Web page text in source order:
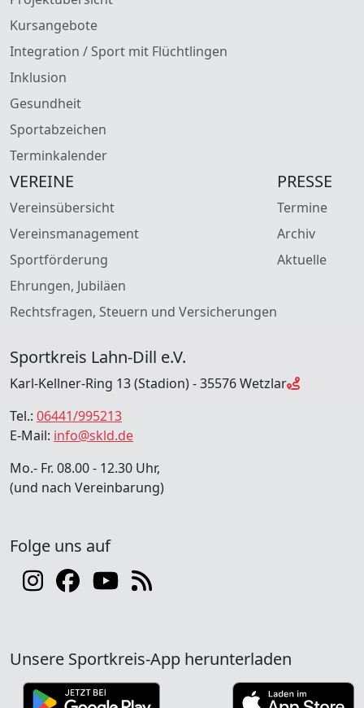
Kursangebote
Integration / Sport mit Flüchtlingen
Inklusion
Gesundheit
Sportabzeichen
Terminkalender
VEREINE
Vereinsübersicht
Vereinsmanagement
Sportförderung
Ehrungen, Jubiläen
Rechtsfragen, Steuern und Versicherungen
PRESSE
Termine
Archiv
Aktuelle
Sportkreis Lahn-Dill e.V.
Karl-Kellner-Ring 13 (Stadion) - 35576 Wetzlar
Tel.: 06441/995213
E-Mail: info@skld.de
Mo.- Fr. 08.00 - 12.30 Uhr,
(und nach Vereinbarung)
Folge uns auf
Unsere Sportkreis-App herunterladen